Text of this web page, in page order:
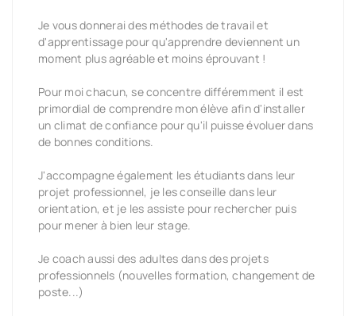
Je vous donnerai des méthodes de travail et
d'apprentissage pour qu'apprendre deviennent un
moment plus agréable et moins éprouvant !
Pour moi chacun, se concentre différemment il est
primordial de comprendre mon élève afin d'installer
un climat de confiance pour qu'il puisse évoluer dans
de bonnes conditions.
J'accompagne également les étudiants dans leur
projet professionnel, je les conseille dans leur
orientation, et je les assiste pour rechercher puis
pour mener à bien leur stage.
Je coach aussi des adultes dans des projets
professionnels (nouvelles formation, changement de
poste...)